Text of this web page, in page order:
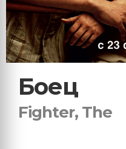
Боец
Fighter, The